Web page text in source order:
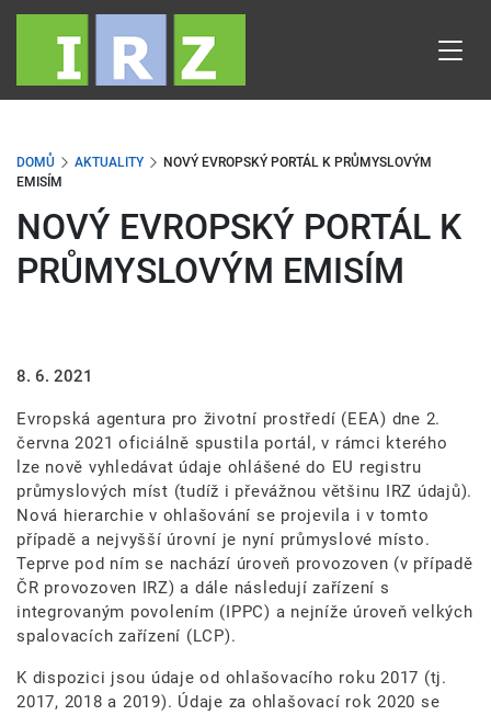
Přejít
obsahu
DOMŮ AKTUALITY
NOVÝ EVROPSKÝ PORTÁL K PRŮMYSLOVÝM
EMISÍM
NOVÝ EVROPSKÝ PORTÁL K
PRŮMYSLOVÝM EMISÍM
8. 6. 2021
Evropská agentura pro životní prostředí (EEA) dne 2.
června 2021 oficiálně spustila portál, v rámci kterého
lze nově vyhledávat údaje ohlášené do EU registru
průmyslových míst (tudíž i převážnou většinu IRZ údajů).
Nová hierarchie v ohlašování se projevila i v tomto
případě a nejvyšší úrovní je nyní průmyslové místo.
Teprve pod ním se nachází úroveň provozoven (v případě
ČR provozoven IRZ) a dále následují zařízení s
integrovaným povolením (IPPC) a nejníže úroveň velkých
spalovacích zařízení (LCP).
K dispozici jsou údaje od ohlašovacího roku 2017 (tj.
2017, 2018 a 2019). Údaje za ohlašovací rok 2020 se